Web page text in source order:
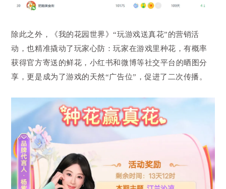
除此之外，《我的花园世界》“玩游戏送真花”的营销活
动，也精准撬动了玩家心防：玩家在游戏里种花，有概率
获得官方寄送的鲜花，小红书和微博等社交平台的晒图分
享，更是成为了游戏的天然“广告位”，促进了二次传播。